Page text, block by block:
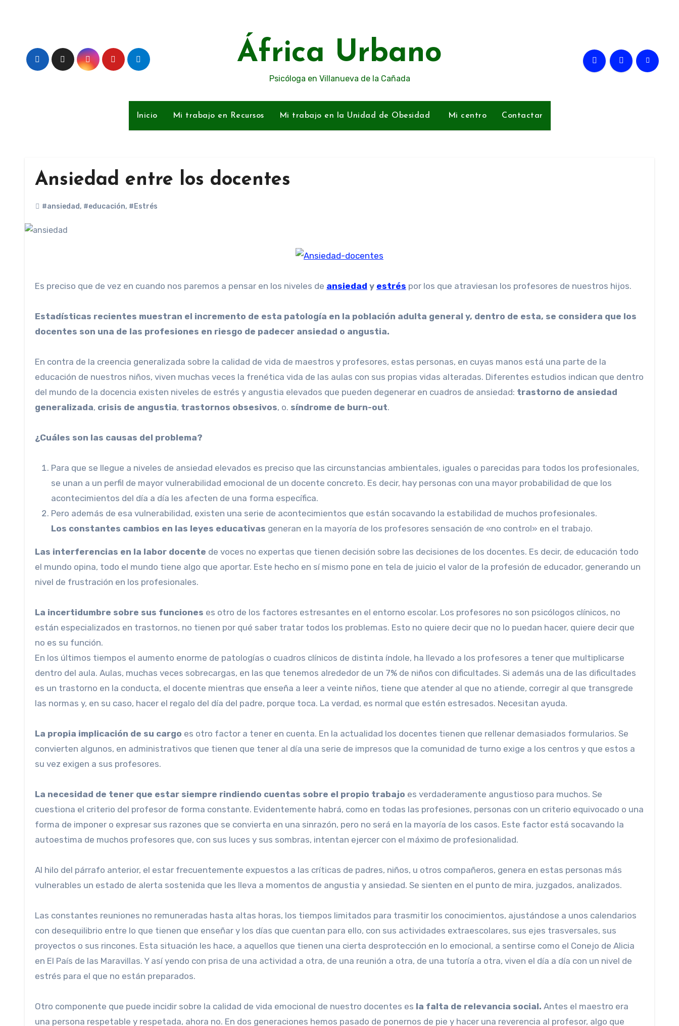
África Urbano
Psicóloga en Villanueva de la Cañada
Inicio Mi trabajo en Recursos Mi trabajo en la Unidad de Obesidad Mi centro Contactar
Ansiedad entre los docentes
#ansiedad, #educación, #Estrés
Es preciso que de vez en cuando nos paremos a pensar en los niveles de ansiedad y estrés por los que atraviesan los profesores de nuestros hijos.
Estadísticas recientes muestran el incremento de esta patología en la población adulta general y, dentro de esta, se considera que los
docentes son una de las profesiones en riesgo de padecer ansiedad o angustia.
En contra de la creencia generalizada sobre la calidad de vida de maestros y profesores, estas personas, en cuyas manos está una parte de la
educación de nuestros niños, viven muchas veces la frenética vida de las aulas con sus propias vidas alteradas. Diferentes estudios indican que dentro
del mundo de la docencia existen niveles de estrés y angustia elevados que pueden degenerar en cuadros de ansiedad: trastorno de ansiedad
generalizada, crisis de angustia, trastornos obsesivos, o. síndrome de burn-out.
¿Cuáles son las causas del problema?
Para que se llegue a niveles de ansiedad elevados es preciso que las circunstancias ambientales, iguales o parecidas para todos los profesionales,
se unan a un perfil de mayor vulnerabilidad emocional de un docente concreto. Es decir, hay personas con una mayor probabilidad de que los
acontecimientos del día a día les afecten de una forma específica.
Pero además de esa vulnerabilidad, existen una serie de acontecimientos que están socavando la estabilidad de muchos profesionales.
Los constantes cambios en las leyes educativas generan en la mayoría de los profesores sensación de «no control» en el trabajo.
Las interferencias en la labor docente de voces no expertas que tienen decisión sobre las decisiones de los docentes. Es decir, de educación todo
el mundo opina, todo el mundo tiene algo que aportar. Este hecho en sí mismo pone en tela de juicio el valor de la profesión de educador, generando un
nivel de frustración en los profesionales.
La incertidumbre sobre sus funciones es otro de los factores estresantes en el entorno escolar. Los profesores no son psicólogos clínicos, no
están especializados en trastornos, no tienen por qué saber tratar todos los problemas. Esto no quiere decir que no lo puedan hacer, quiere decir que
no es su función.
En los últimos tiempos el aumento enorme de patologías o cuadros clínicos de distinta índole, ha llevado a los profesores a tener que multiplicarse
dentro del aula. Aulas, muchas veces sobrecargas, en las que tenemos alrededor de un 7% de niños con dificultades. Si además una de las dificultades
es un trastorno en la conducta, el docente mientras que enseña a leer a veinte niños, tiene que atender al que no atiende, corregir al que transgrede
las normas y, en su caso, hacer el regalo del día del padre, porque toca. La verdad, es normal que estén estresados. Necesitan ayuda.
La propia implicación de su cargo es otro factor a tener en cuenta. En la actualidad los docentes tienen que rellenar demasiados formularios. Se
convierten algunos, en administrativos que tienen que tener al día una serie de impresos que la comunidad de turno exige a los centros y que estos a
su vez exigen a sus profesores.
La necesidad de tener que estar siempre rindiendo cuentas sobre el propio trabajo es verdaderamente angustioso para muchos. Se
cuestiona el criterio del profesor de forma constante. Evidentemente habrá, como en todas las profesiones, personas con un criterio equivocado o una
forma de imponer o expresar sus razones que se convierta en una sinrazón, pero no será en la mayoría de los casos. Este factor está socavando la
autoestima de muchos profesores que, con sus luces y sus sombras, intentan ejercer con el máximo de profesionalidad.
Al hilo del párrafo anterior, el estar frecuentemente expuestos a las críticas de padres, niños, u otros compañeros, genera en estas personas más
vulnerables un estado de alerta sostenida que les lleva a momentos de angustia y ansiedad. Se sienten en el punto de mira, juzgados, analizados.
Las constantes reuniones no remuneradas hasta altas horas, los tiempos limitados para trasmitir los conocimientos, ajustándose a unos calendarios
con desequilibrio entre lo que tienen que enseñar y los días que cuentan para ello, con sus actividades extraescolares, sus ejes trasversales, sus
proyectos o sus rincones. Esta situación les hace, a aquellos que tienen una cierta desprotección en lo emocional, a sentirse como el Conejo de Alicia
en El País de las Maravillas. Y así yendo con prisa de una actividad a otra, de una reunión a otra, de una tutoría a otra, viven el día a día con un nivel de
estrés para el que no están preparados.
Otro componente que puede incidir sobre la calidad de vida emocional de nuestro docentes es la falta de relevancia social. Antes el maestro era
una persona respetable y respetada, ahora no. En dos generaciones hemos pasado de ponernos de pie y hacer una reverencia al profesor, algo que